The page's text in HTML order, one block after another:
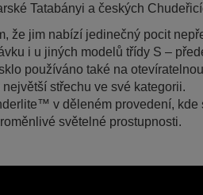
Tatabányi a českých
že jim nabízí jedinečný pocit
i u jiných modelů třídy S –
používáno také na
střechu ve své kategorii.
v děleném provedení, kde
světelné prostupnosti.